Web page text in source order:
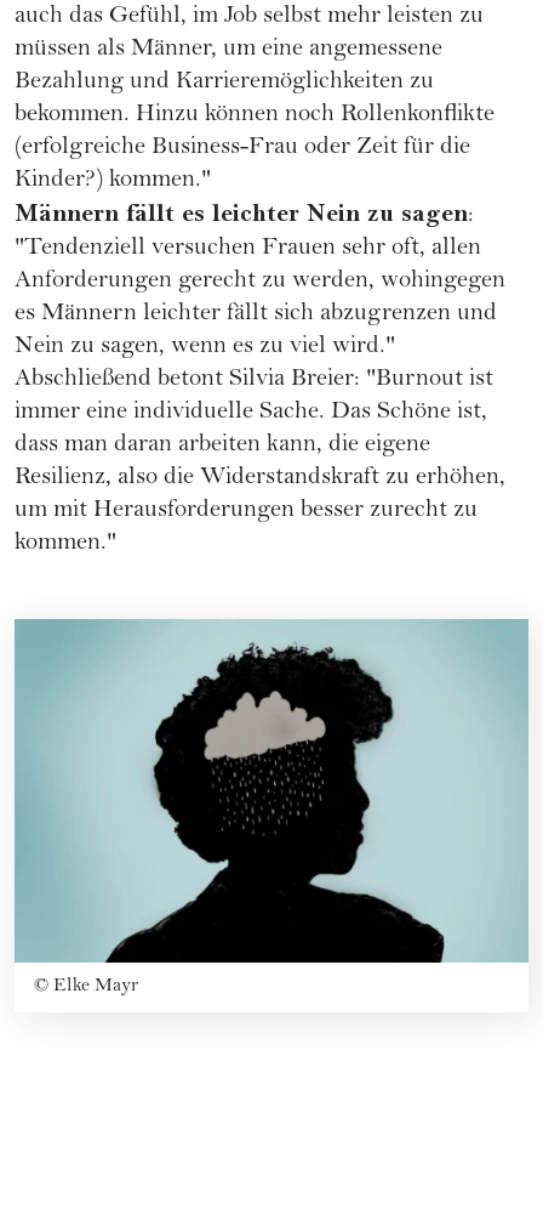
auch das Gefühl, im Job selbst mehr leisten zu
müssen als Männer, um eine angemessene
Bezahlung und Karrieremöglichkeiten zu
bekommen. Hinzu können noch Rollenkonflikte
(erfolgreiche Business-Frau oder Zeit für die
Kinder?) kommen."
Männern fällt es leichter Nein zu sagen:
"Tendenziell versuchen Frauen sehr oft, allen
Anforderungen gerecht zu werden, wohingegen
es Männern leichter fällt sich abzugrenzen und
Nein zu sagen, wenn es zu viel wird."
Abschließend betont Silvia Breier: "Burnout ist
immer eine individuelle Sache. Das Schöne ist,
dass man daran arbeiten kann, die eigene
Resilienz, also die Widerstandskraft zu erhöhen,
um mit Herausforderungen besser zurecht zu
kommen."
© Elke Mayr